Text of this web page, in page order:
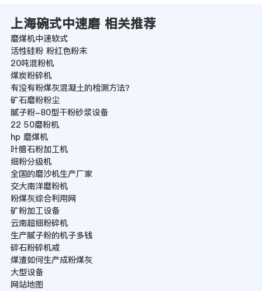
上海碗式中速磨 相关推荐
磨煤机中速软式
活性硅粉 粉红色粉末
20吨混粉机
煤炭粉碎机
有没有粉煤灰混凝土的检测方法？
矿石磨粉粉尘
腻子粉-80型干粉砂浆设备
22 50磨粉机
hp 磨煤机
叶腊石粉加工机
细粉分级机
全国的磨沙机生产厂家
交大南洋磨粉机
粉煤灰综合利用网
矿粉加工设备
云南超细粉碎机
生产腻子粉的机子多钱
碎石粉碎机戒
煤渣如何生产成粉煤灰
大型设备
网站地图